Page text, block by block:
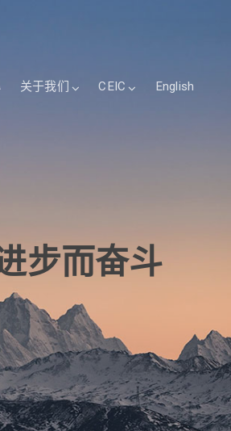
关于我们 CEIC English
步而奋斗